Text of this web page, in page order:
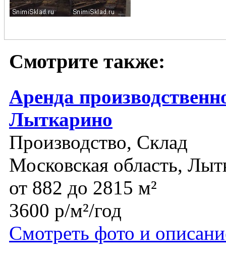
Смотрите также:
Аренда
Лыткарино
Производство, Склад
Московская область,
от 882 до 2815 м²
3600 р/м²/год
Смотреть фото и